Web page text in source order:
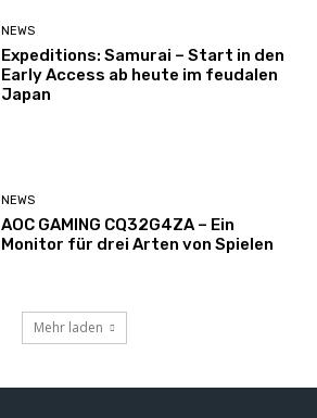
NEWS
Expeditions: Samurai – Start in den
Early Access ab heute im feudalen
Japan
NEWS
AOC GAMING CQ32G4ZA – Ein
Monitor für drei Arten von Spielen
Mehr laden